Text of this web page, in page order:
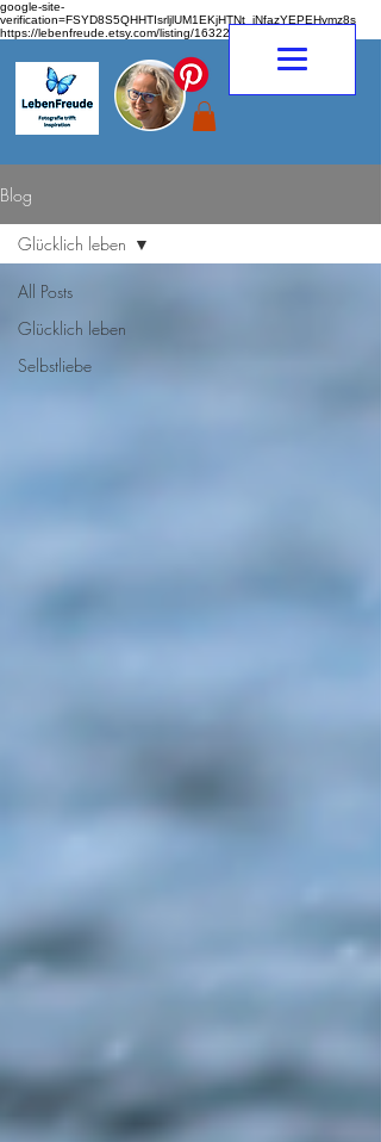
google-site-
verification=FSYD8S5QHHTIsrljlUM1EKjHTNt_jNfazYEPEHymz8s
https://lebenfreude.etsy.com/listing/1632263968
Blog
All Posts
Glücklich leben
Selbstliebe
Glücklich leben